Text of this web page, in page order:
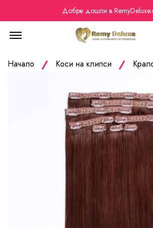
Добре дошли в
Начало Коси на клипси